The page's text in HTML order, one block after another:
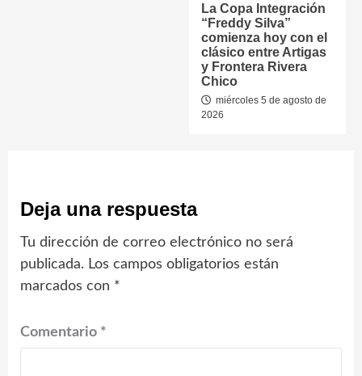
La Copa Integración
“Freddy Silva”
comienza hoy con el
clásico entre Artigas
y Frontera Rivera
Chico
miércoles 5 de agosto de
2026
Deja una respuesta
Tu dirección de correo electrónico no será
publicada. Los campos obligatorios están
marcados con *
Comentario *